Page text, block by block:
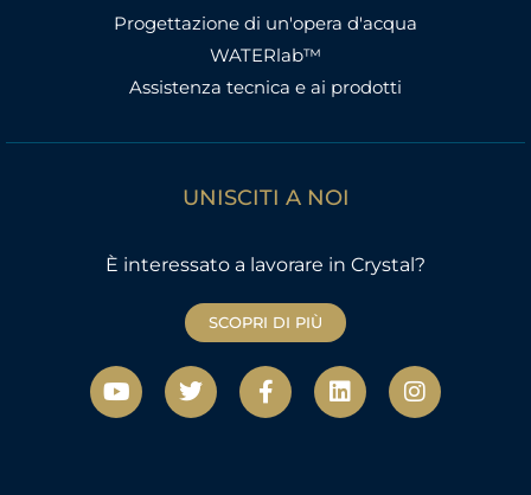
Progettazione di un'opera d'acqua
WATERlab™
Assistenza tecnica e ai prodotti
UNISCITI A NOI
È interessato a lavorare in Crystal?
SCOPRI DI PIÙ
Y
o
u
T
w
i
F
a
c
L
i
n
I
n
s